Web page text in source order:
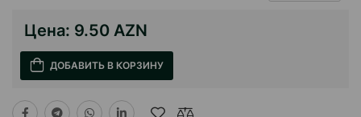
Цена: 9.50 AZN
ДОБАВИТЬ В КОРЗИНУ